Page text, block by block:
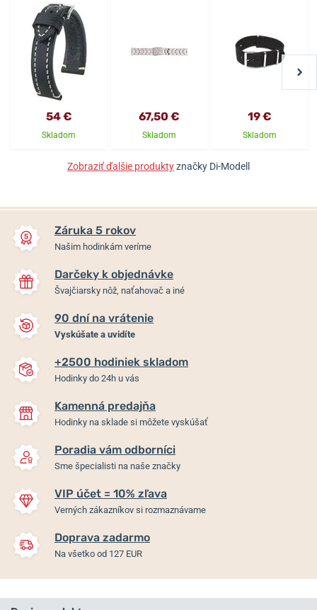
54 €
Skladom
67,50 €
Skladom
19 €
Skladom
Zobraziť ďalšie produktyznačky Di-Modell
Záruka 5 rokov
Našim hodinkám veríme
Darčeky k objednávke
Švajčiarsky nôž, naťahovač a iné
90 dní na vrátenie
Vyskúšate a uvidíte
+2500 hodiniek skladom
Hodinky do 24h u vás
Kamenná predajňa
Hodinky na sklade si môžete vyskúšať
Poradia vám odborníci
Sme špecialisti na naše značky
VIP účet = 10% zľava
Verných zákazníkov si rozmaznávame
Doprava zadarmo
Na všetko od 127 EUR